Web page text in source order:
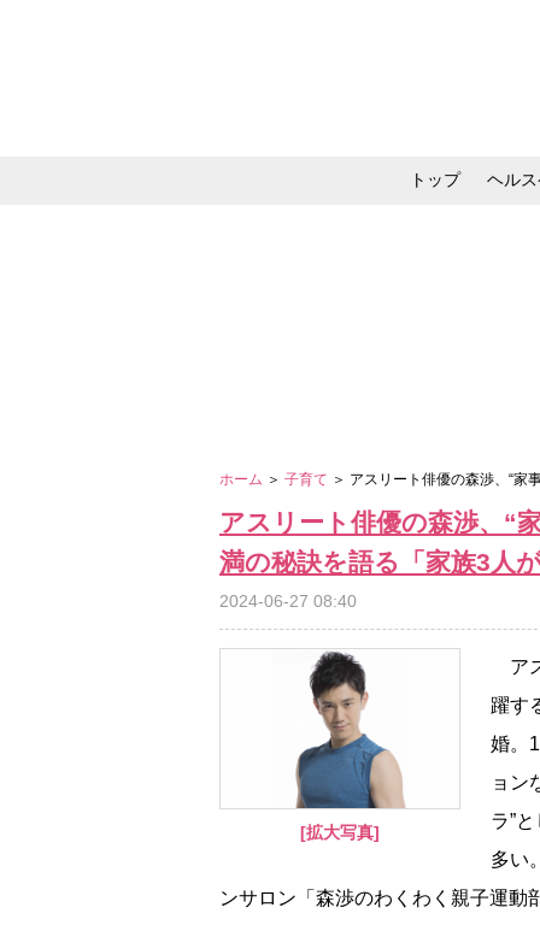
トップ ヘル
ホーム ＞ 子育て ＞ アスリート俳優の森渉、“
アスリート俳優の森渉、“
満の秘訣を語る「家族3人
2024-06-27 08:40
[拡大写真]
ア
躍す
婚。
ョン
ラ”
多い
ンサロン「森渉のわくわく親子運動